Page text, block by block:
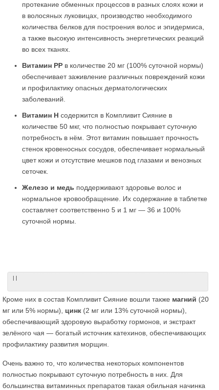
протекание обменных процессов в разных слоях кожи и
в волосяных луковицах, производство необходимого
количества белков для построения волос и эпидермиса,
а также высокую интенсивность энергетических реакций
во всех тканях.
Витамин РР в количестве 20 мг (100% суточной нормы)
обеспечивает заживление различных повреждений кожи
и профилактику опасных дерматологических
заболеваний.
Витамин Н содержится в Компливит Сияние в
количестве 50 мкг, что полностью покрывает суточную
потребность в нём. Этот витамин повышает прочность
стенок кровеносных сосудов, обеспечивает нормальный
цвет кожи и отсутствие мешков под глазами и венозных
сеточек.
Железо и медь поддерживают здоровье волос и
нормальное кровообращение. Их содержание в таблетке
составляет соответственно 5 и 1 мг — 36 и 100%
суточной нормы.
| |
Кроме них в состав Компливит Сияние вошли также магний (20
мг или 5% нормы), цинк (2 мг или 13% суточной нормы),
обеспечивающий здоровую выработку гормонов, и экстракт
зелёного чая — богатый источник катехинов, обеспечивающих
профилактику развития морщин.
Очень важно то, что количества некоторых компонентов
полностью покрывают суточную потребность в них. Для
большинства витаминных препаратов такая обильная начинка